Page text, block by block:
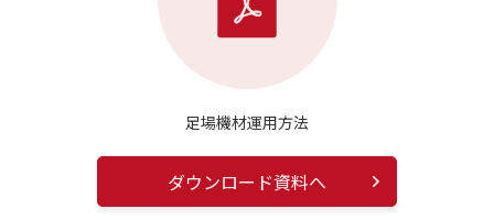
足場機材運用方法
ダウンロード資料へ